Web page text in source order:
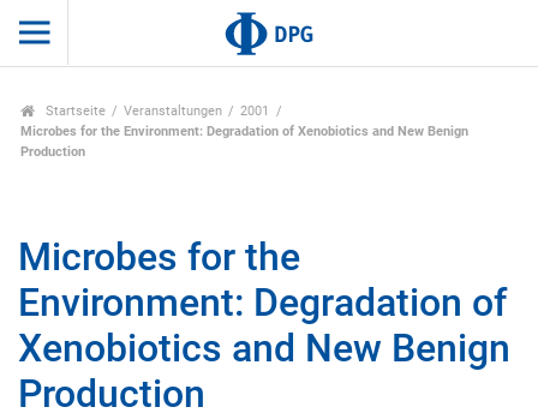
Startseite Veranstaltungen
2001
Microbes for the Environment: Degradation of Xenobiotics and New Benign
Production
Microbes for the
Environment: Degradation of
Xenobiotics and New Benign
Production